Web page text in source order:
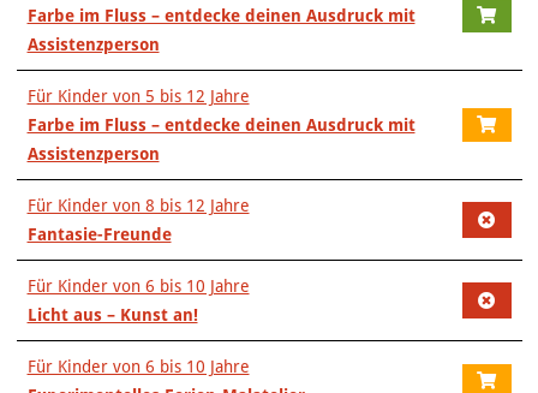
Farbe im Fluss – entdecke deinen Ausdruck mit
Assistenzperson
Für Kinder von 5 bis 12 Jahre
Farbe im Fluss – entdecke deinen Ausdruck mit
Assistenzperson
Für Kinder von 8 bis 12 Jahre
Fantasie-Freunde
Für Kinder von 6 bis 10 Jahre
Licht aus – Kunst an!
Für Kinder von 6 bis 10 Jahre